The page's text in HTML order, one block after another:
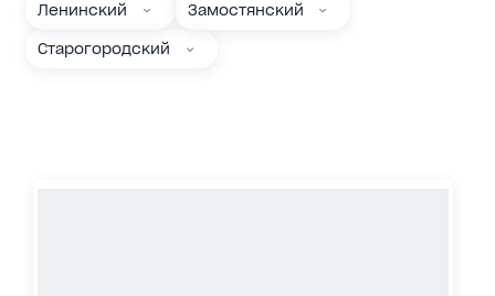
Ленинский Замостянский
Старогородский